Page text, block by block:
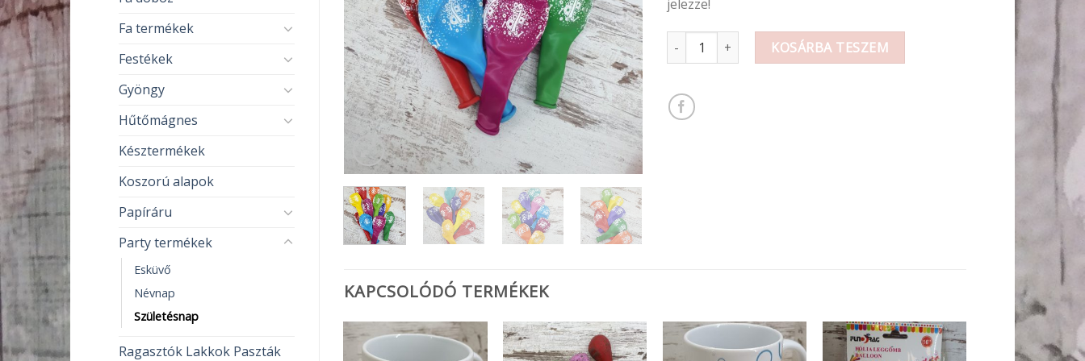
Fa termékek
Festékek
Gyöngy
Hűtőmágnes
Késztermékek
Koszorú alapok
Papíráru
Party termékek
Esküvő
Névnap
Születésnap
Ragasztók Lakkok Paszták
jelezze!
Számos lufi latex 170 Ft-/db mennyiség
KOSÁRBA TESZEM
KAPCSOLÓDÓ TERMÉKEK